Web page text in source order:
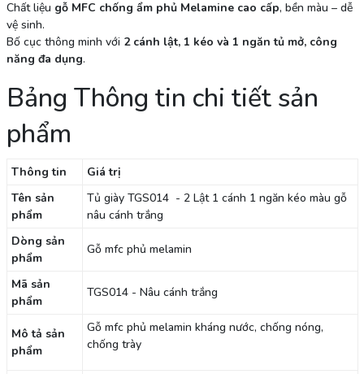
Chất liệu gỗ MFC chống ẩm phủ Melamine cao cấp, bền màu – dễ
vệ sinh.
Bố cục thông minh với 2 cánh lật, 1 kéo và 1 ngăn tủ mở, công
năng đa dụng.
Bảng Thông tin chi tiết sản
phẩm
Thông tin
Giá trị
Tên sản
phẩm
Tủ giày TGS014 - 2 Lật 1 cánh 1 ngăn kéo màu gỗ
nâu cánh trắng
Dòng sản
phẩm
Gỗ mfc phủ melamin
Mã sản
phẩm
TGS014 - Nâu cánh trắng
Mô tả sản
phẩm
Gỗ mfc phủ melamin kháng nước, chống nóng,
chống trày